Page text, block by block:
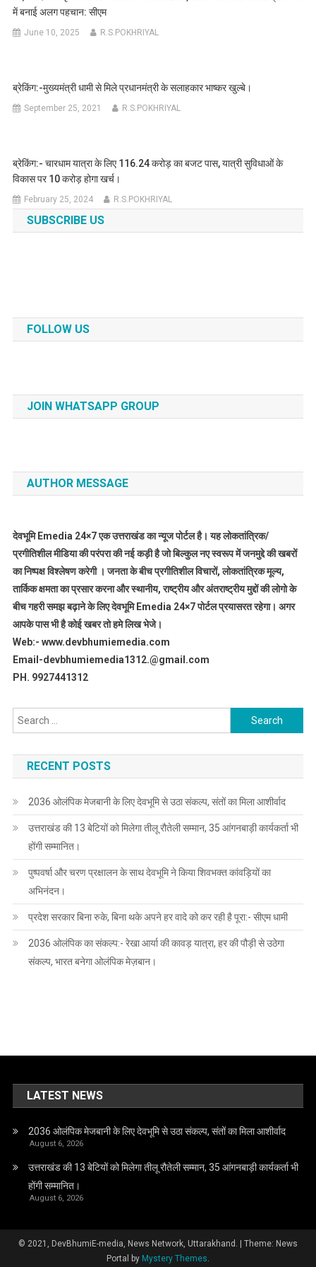
में बनाई अलग पहचान: सीएम
June 10, 2025 R.S.POKHRIYAL
ब्रेकिंग:-मुख्यमंत्री धामी से मिले प्रधानमंत्री के सलाहकार भाष्कर खुल्बे।
September 25, 2021 R.S.POKHRIYAL
ब्रेकिंग:- चारधाम यात्रा के लिए 116.24 करोड़ का बजट पास, यात्री सुविधाओं के
विकास पर 10 करोड़ होगा खर्च।
February 25, 2024 R.S.POKHRIYAL
SUBSCRIBE US
FOLLOW US
JOIN WHATSAPP GROUP
AUTHOR MESSAGE
देवभूमि Emedia 24×7 एक उत्तराखंड का न्यूज पोर्टल है। यह लोकतांत्रिक/
प्रगीतिशील मीडिया की परंपरा की नई कड़ी है जो बिल्कुल नए स्वरूप में जनमुद्दे की खबरों
का निष्पक्ष विश्लेषण करेगी । जनता के बीच प्रगीतिशील विचारों, लोकतांत्रिक मूल्य,
तार्किक क्षमता का प्रसार करना और स्थानीय, राष्ट्रीय और अंतराष्ट्रीय मुद्दों की लोगो के
बीच गहरी समझ बढ़ाने के लिए देवभूमि Emedia 24×7 पोर्टल प्रयासरत रहेगा। अगर
आपके पास भी है कोई खबर तो हमे लिख भेजे।
Web:- www.devbhumiemedia.com
Email-devbhumiemedia1312.@gmail.com
PH. 9927441312
Search
for:
RECENT POSTS
2036 ओलंपिक मेजबानी के लिए देवभूमि से उठा संकल्प, संतों का मिला आशीर्वाद
उत्तराखंड की 13 बेटियों को मिलेगा तीलू रौतेली सम्मान, 35 आंगनबाड़ी कार्यकर्ता भी
होंगी सम्मानित।
पुष्पवर्षा और चरण प्रक्षालन के साथ देवभूमि ने किया शिवभक्त कांवड़ियों का
अभिनंदन।
प्रदेश सरकार बिना रुके, बिना थके अपने हर वादे को कर रही है पूरा:- सीएम धामी
2036 ओलंपिक का संकल्प:- रेखा आर्या की कावड़ यात्रा, हर की पौड़ी से उठेगा
संकल्प, भारत बनेगा ओलंपिक मेज़बान।
LATEST NEWS
2036 ओलंपिक मेजबानी के लिए देवभूमि से उठा संकल्प, संतों का मिला आशीर्वाद
August 6, 2026
उत्तराखंड की 13 बेटियों को मिलेगा तीलू रौतेली सम्मान, 35 आंगनबाड़ी कार्यकर्ता भी
होंगी सम्मानित।
August 6, 2026
© 2021, DevBhumiE-media, News Network, Uttarakhand.
Theme: News
Portal by Mystery Themes.